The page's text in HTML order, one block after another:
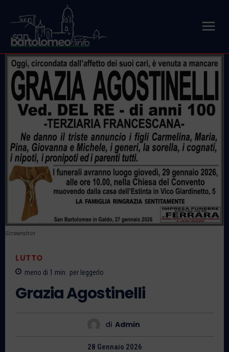
Screenshot
LUTTO
meno di 1 min. per leggerlo
Grazia Agostinelli
di Admin
28 Gennaio 2026